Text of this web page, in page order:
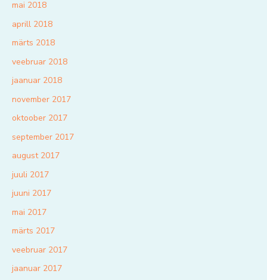
mai 2018
aprill 2018
märts 2018
veebruar 2018
jaanuar 2018
november 2017
oktoober 2017
september 2017
august 2017
juuli 2017
juuni 2017
mai 2017
märts 2017
veebruar 2017
jaanuar 2017